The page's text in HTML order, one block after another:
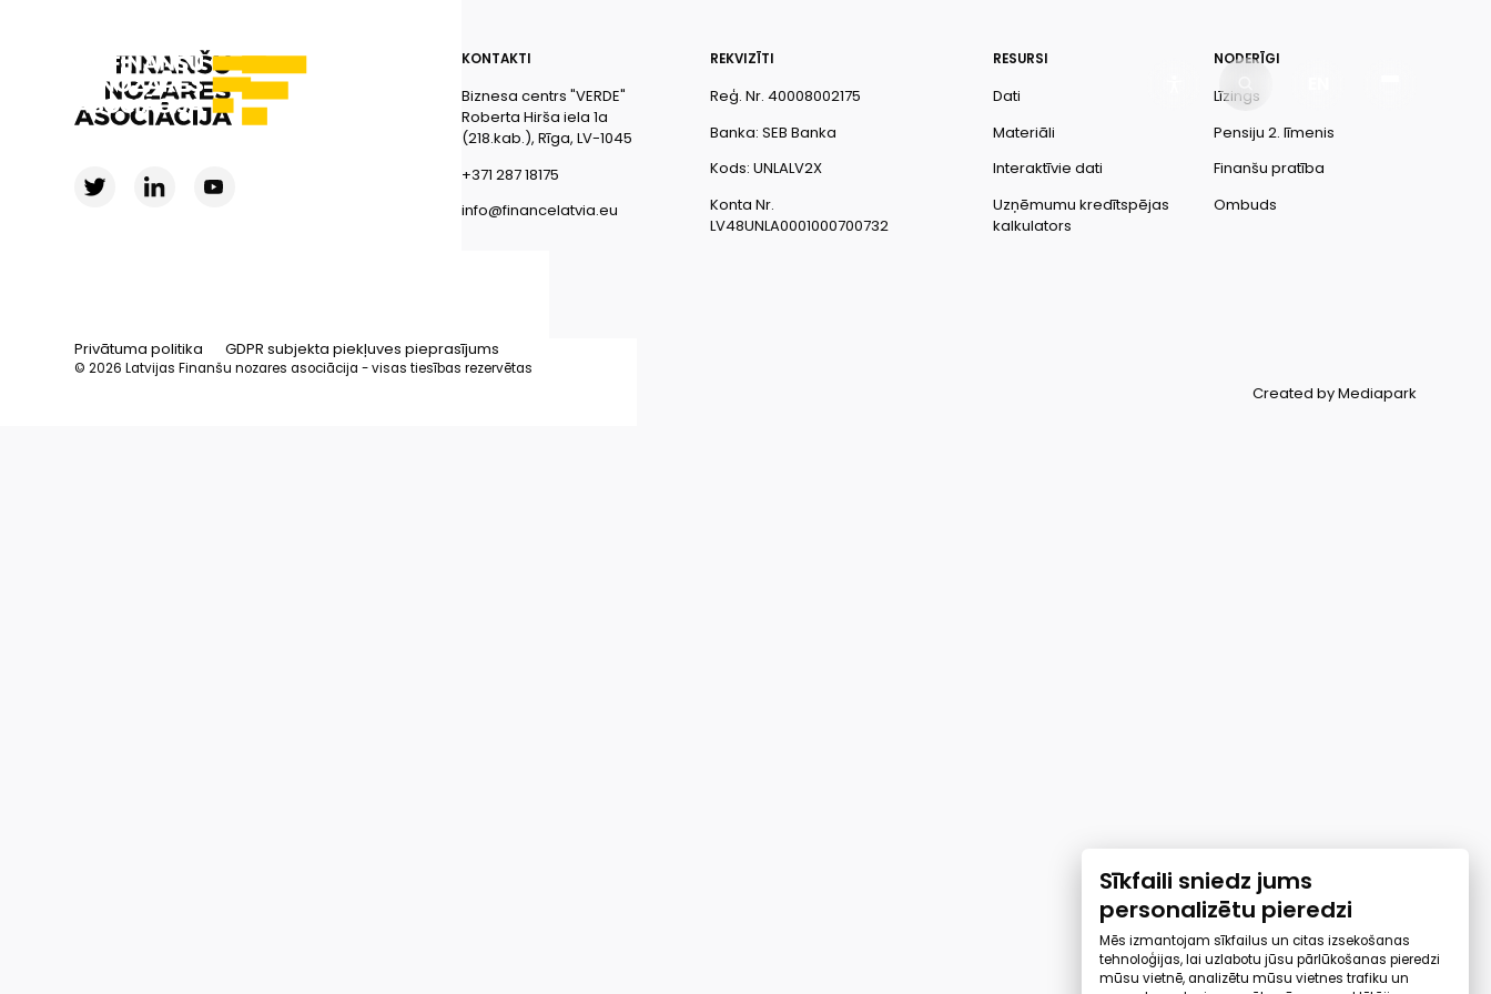
KONTAKTI
Biznesa centrs "VERDE"
Roberta Hirša iela 1a
(218.kab.), Rīga, LV-1045
+371 287 18175
info@financelatvia.eu
REKVIZĪTI
Reģ. Nr. 40008002175
Banka: SEB Banka
Kods: UNLALV2X
Konta Nr.
LV48UNLA0001000700732
RESURSI
Dati
Materiāli
Interaktīvie dati
Uzņēmumu kredītspējas
kalkulators
NODERĪGI
Līzings
Pensiju 2. līmenis
Finanšu pratība
Ombuds
Privātuma politika GDPR subjekta piekļuves pieprasījums
© 2026 Latvijas Finanšu nozares asociācija - visas tiesības rezervētas
Created by Mediapark
Sīkfaili sniedz jums
personalizētu pieredzi
Mēs izmantojam sīkfailus un citas izsekošanas
tehnoloģijas, lai uzlabotu jūsu pārlūkošanas pieredzi
mūsu vietnē, analizētu mūsu vietnes trafiku un